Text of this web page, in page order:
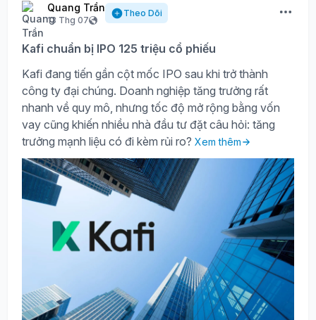
Quang Trần
13 Thg 07
Theo Dõi
Kafi chuẩn bị IPO 125 triệu cổ phiếu
Kafi đang tiến gần cột mốc IPO sau khi trở thành
công ty đại chúng. Doanh nghiệp tăng trưởng rất
nhanh về quy mô, nhưng tốc độ mở rộng bằng vốn
vay cũng khiến nhiều nhà đầu tư đặt câu hỏi: tăng
trưởng mạnh liệu có đi kèm rủi ro? Xem thêm